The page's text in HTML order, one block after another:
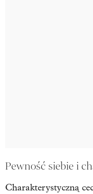
Pewność siebie i
Charakterystyczną